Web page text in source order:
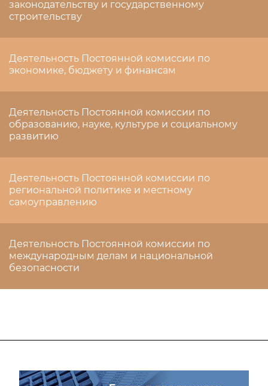
законодательству и государственному
строительству
Деятельность Постоянной комиссии по
экономике, бюджету и финансам
Деятельность Постоянной комиссии по
образованию, науке, культуре и социальному
развитию
Деятельность Постоянной комиссии по
региональной политике и местному
самоуправлению
Деятельность Постоянной комиссии по
международным делам и национальной
безопасности